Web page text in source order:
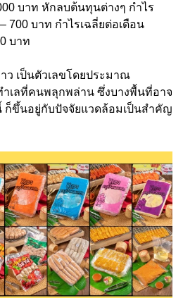
บาท หักลบต้นทุนต่างๆ กำไร
700 บาท กำไรเฉลี่ยต่อเดือน
บาท
ว เป็นตัวเลขโดยประมาณ
ำเลที่คนพลุกพล่าน ซึ่งบางพื้นที่อาจ
ก็ขึ้นอยู่กับปัจจัยแวดล้อมเป็นสำคัญ